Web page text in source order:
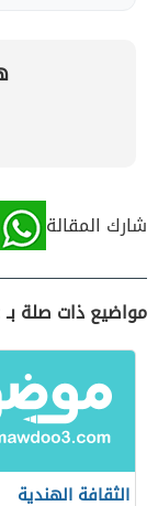
شارك المقالة
مواضيع ذات صلة
الثقافة الهندية